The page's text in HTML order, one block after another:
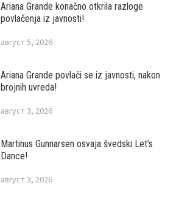
Ariana Grande konačno otkrila razloge
povlačenja iz javnosti!
август 5, 2026
Ariana Grande povlači se iz javnosti, nakon
brojnih uvreda!
август 3, 2026
Martinus Gunnarsen osvaja švedski Let’s
Dance!
август 3, 2026